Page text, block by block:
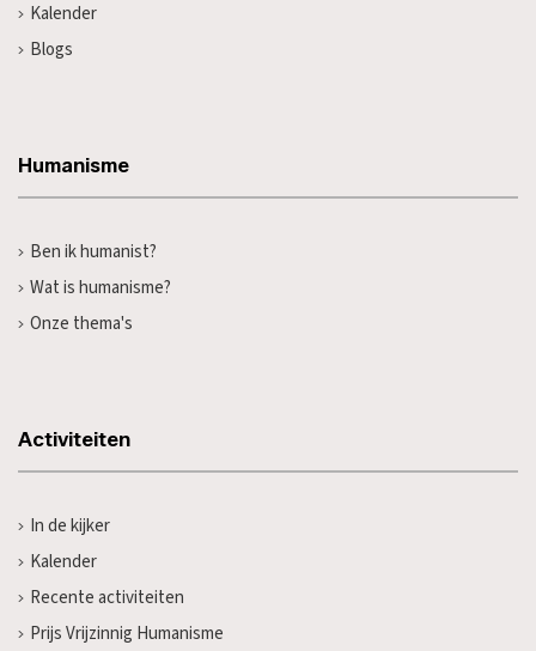
Kalender
Blogs
Humanisme
Ben ik humanist?
Wat is humanisme?
Onze thema's
Activiteiten
In de kijker
Kalender
Recente activiteiten
Prijs Vrijzinnig Humanisme